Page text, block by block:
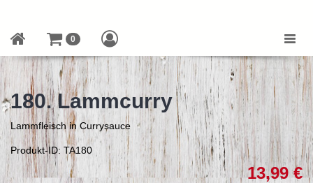
Toggle
0
180. Lammcurry
Lammfleisch in Currysauce
Produkt-ID: TA180
13,99 €